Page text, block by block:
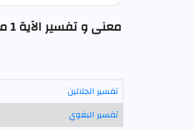
تفسير الجلالين
تفسير البغوي